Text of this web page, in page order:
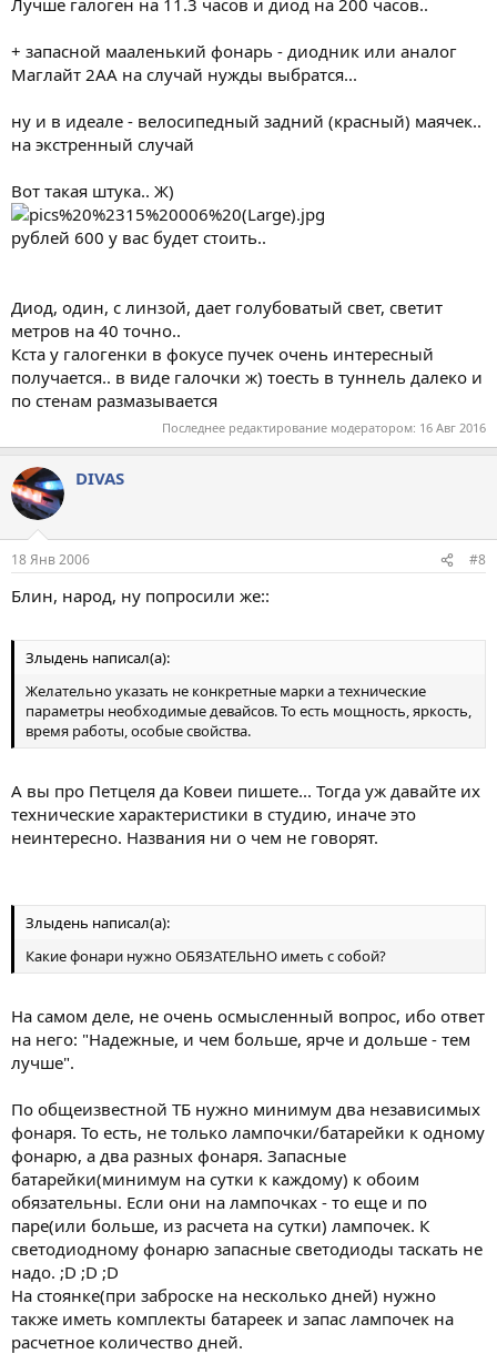
Лучше галоген на 11.3 часов и диод на 200 часов..
+ запасной мааленький фонарь - диодник или аналог
Маглайт 2АА на случай нужды выбратся...
ну и в идеале - велосипедный задний (красный) маячек..
на экстренный случай
Вот такая штука.. Ж)
рублей 600 у вас будет стоить..
Диод, один, с линзой, дает голубоватый свет, светит
метров на 40 точно..
Кста у галогенки в фокусе пучек очень интересный
получается.. в виде галочки ж) тоесть в туннель далеко и
по стенам размазывается
Последнее редактирование модератором: 16 Авг 2016
DIVAS
18 Янв 2006 #8
Блин, народ, ну попросили же::
Злыдень написал(а):
Желательно указать не конкретные марки а технические
параметры необходимые девайсов. То есть мощность, яркость,
время работы, особые свойства.
А вы про Петцеля да Ковеи пишете... Тогда уж давайте их
технические характеристики в студию, иначе это
неинтересно. Названия ни о чем не говорят.
Злыдень написал(а):
Какие фонари нужно ОБЯЗАТЕЛЬНО иметь с собой?
На самом деле, не очень осмысленный вопрос, ибо ответ
на него: "Надежные, и чем больше, ярче и дольше - тем
лучше".
По общеизвестной ТБ нужно минимум два независимых
фонаря. То есть, не только лампочки/батарейки к одному
фонарю, а два разных фонаря. Запасные
батарейки(минимум на сутки к каждому) к обоим
обязательны. Если они на лампочках - то еще и по
паре(или больше, из расчета на сутки) лампочек. К
светодиодному фонарю запасные светодиоды таскать не
надо. ;D ;D ;D
На стоянке(при заброске на несколько дней) нужно
также иметь комплекты батареек и запас лампочек на
расчетное количество дней.